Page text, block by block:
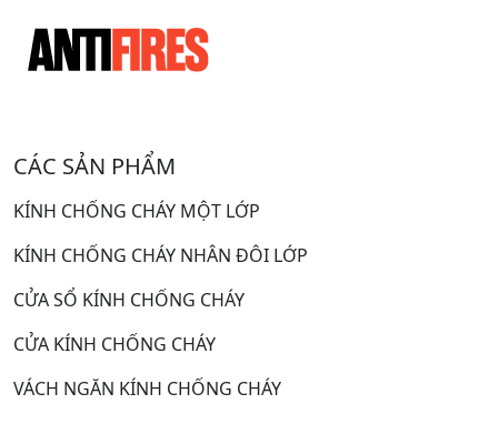
CÁC SẢN PHẨM
KÍNH CHỐNG CHÁY MỘT LỚP
KÍNH CHỐNG CHÁY NHÂN ĐÔI LỚP
CỬA SỔ KÍNH CHỐNG CHÁY
CỬA KÍNH CHỐNG CHÁY
VÁCH NGĂN KÍNH CHỐNG CHÁY